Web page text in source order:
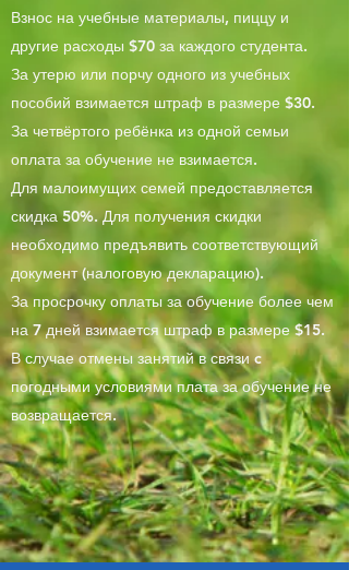
Взнос на учебные материалы, пиццу и
другие расходы $70 за каждого студента.
За утерю или порчу одного из учебных
пособий взимается штраф в размере $30.
За четвёртого ребёнка из одной семьи
оплата за обучение не взимается.
Для малоимущих семей предоставляется
скидка 50%. Для получения скидки
необходимо предъявить соответствующий
документ (налоговую декларацию).
За просрочку оплаты за обучение более чем
на 7 дней взимается штраф в размере $15.
В случае отмены занятий в связи c
погодными условиями плата за обучение не
возвращается.